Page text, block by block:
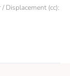
/ Displacement (cc):